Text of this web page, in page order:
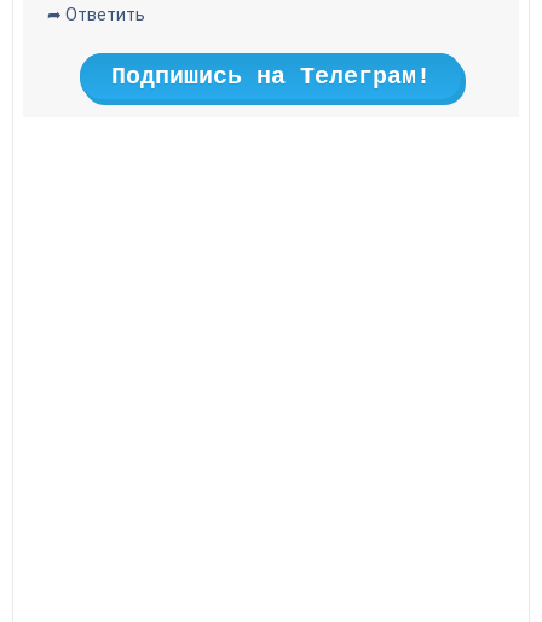
➦ Ответить
Подпишись на Телеграм!